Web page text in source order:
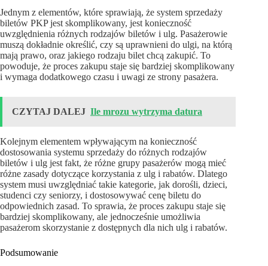
Jednym z elementów, które sprawiają, że system sprzedaży
biletów PKP jest skomplikowany, jest konieczność
uwzględnienia różnych rodzajów biletów i ulg. Pasażerowie
muszą dokładnie określić, czy są uprawnieni do ulgi, na którą
mają prawo, oraz jakiego rodzaju bilet chcą zakupić. To
powoduje, że proces zakupu staje się bardziej skomplikowany
i wymaga dodatkowego czasu i uwagi ze strony pasażera.
CZYTAJ DALEJ Ile mrozu wytrzyma datura
Kolejnym elementem wpływającym na konieczność
dostosowania systemu sprzedaży do różnych rodzajów
biletów i ulg jest fakt, że różne grupy pasażerów mogą mieć
różne zasady dotyczące korzystania z ulg i rabatów. Dlatego
system musi uwzględniać takie kategorie, jak dorośli, dzieci,
studenci czy seniorzy, i dostosowywać cenę biletu do
odpowiednich zasad. To sprawia, że proces zakupu staje się
bardziej skomplikowany, ale jednocześnie umożliwia
pasażerom skorzystanie z dostępnych dla nich ulg i rabatów.
Podsumowanie